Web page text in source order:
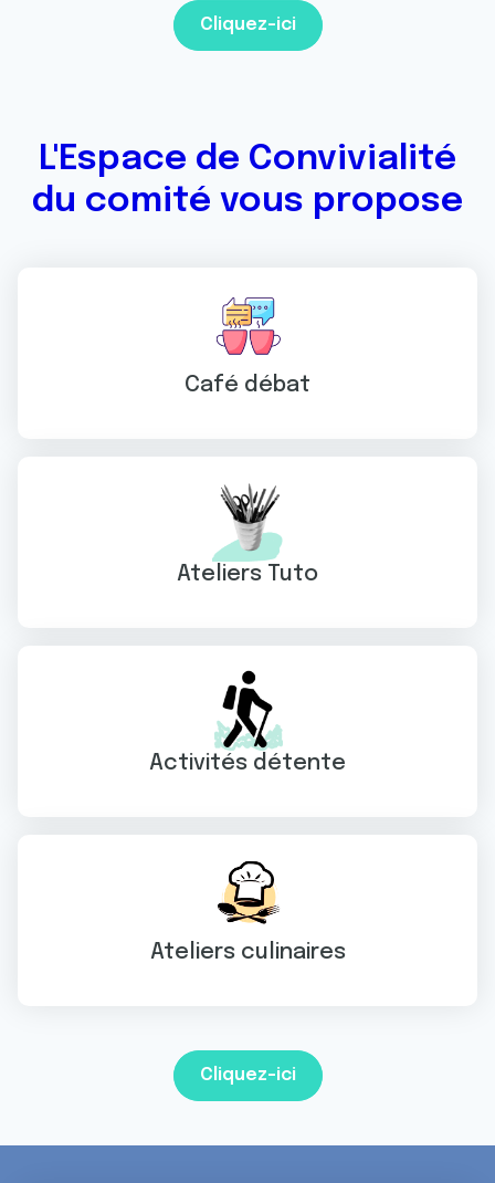
Cliquez-ici
L'Espace de Convivialité
du comité vous propose
Café débat
Ateliers Tuto
Activités détente
Ateliers culinaires
Cliquez-ici